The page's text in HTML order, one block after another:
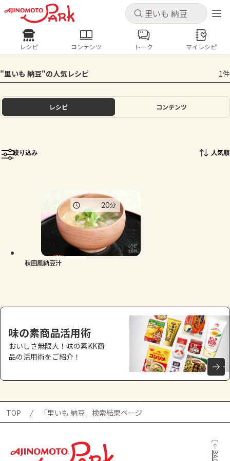
キャンセル
ログインするとレシピを保存できます
ログイン
ホーム
トーク
よくあるお問い合わせ
お買い物
キャンセル
レシピ コンテンツ
人気の食材・レシピ
きゅうり なす トマト
とうもろこし
レシピ コンテンツ トーク マイレシピ
"里いも 納豆"の人気レシピ 1件
レシピ コンテンツ
絞り込み 人気順
秋田風納豆汁
20分
味の素商品活用術
おいしさ無限大！味の素KK商
品の活用術をご紹介！
TOP 「里いも 納豆」検索結果ページ